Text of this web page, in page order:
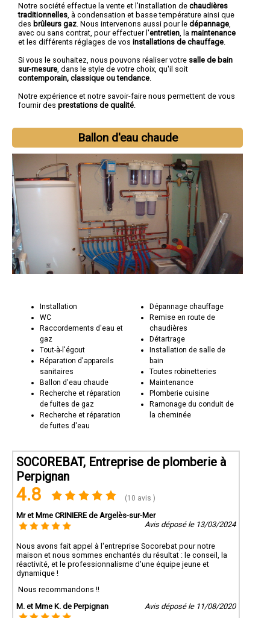
Notre société effectue la vente et l'installation de chaudières
traditionnelles , à condensation et basse température ainsi que
des brûleurs gaz . Nous intervenons aussi pour le dépannage
avec ou sans contrat, pour effectuer l'entretien , la maintenance
et les différents réglages de vos installations de chauffage
Si vous le souhaitez, nous pouvons réaliser votre salle de bain
sur-mesure , dans le style de votre choix, qu'il soit
contemporain, classique ou tendance
Notre expérience et notre savoir-faire nous permettent de vous
fournir des prestations de qualité
Ballon d'eau chaude
Installation
WC
Raccordements d'eau et
gaz
Tout-à-l'égout
Réparation d'appareils
sanitaires
Ballon d'eau chaude
Recherche et réparation
de fuites de gaz
Recherche et réparation
de fuites d'eau
Dépannage chauffage
Remise en route de
chaudières
Détartrage
Installation de salle de
bain
Toutes robinetteries
Maintenance
Plomberie cuisine
Ramonage du conduit de
la cheminée
SOCOREBAT, Entreprise de plomberie à
Perpignan
4.8 (10 avis )
Mr et Mme CRINIERE de Argelès-sur-Mer
Avis déposé le 13/03/2024
Nous avons fait appel à l'entreprise Socorebat pour notre
maison et nous sommes enchantés du résultat : le conseil, la
réactivité, et le professionnalisme d'une équipe jeune et
dynamique !
Nous recommandons !!
M. et Mme K. de Perpignan
Avis déposé le 11/08/2020